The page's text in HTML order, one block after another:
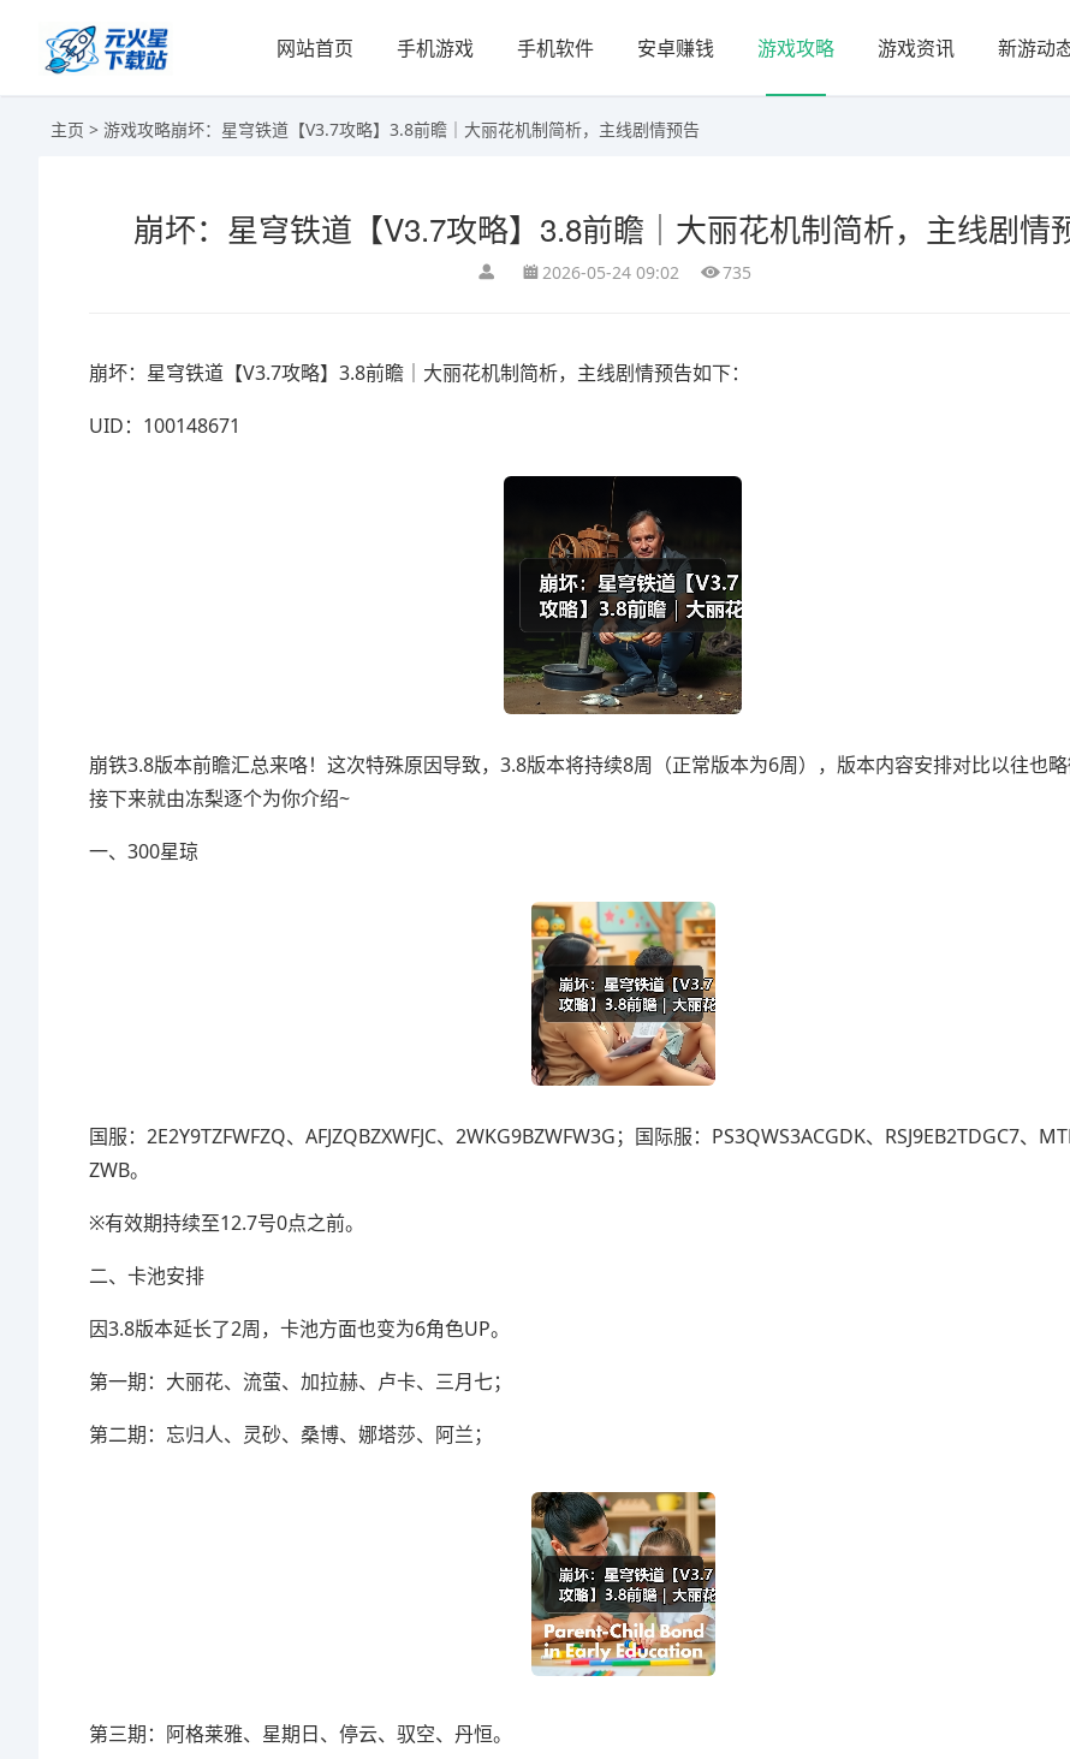
网站首页 手机游戏 手机软件 安卓赚钱 游戏攻略 游戏资讯 新游动
主页 > 游戏攻略崩坏：星穹铁道【V3.7攻略】3.8前瞻｜大丽花机制简析，主线剧情预告
崩坏：星穹铁道【V3.7攻略】3.8前瞻｜大丽花机制简析，主线剧情
2026-05-24 09:02 735
崩坏：星穹铁道【V3.7攻略】3.8前瞻｜大丽花机制简析，主线剧情预告如下：
UID：100148671
崩铁3.8版本前瞻汇总来咯！这次特殊原因导致，3.8版本将持续8周（正常版本为6周），版本内容安排对比以往也略
接下来就由冻梨逐个为你介绍~
一、300星琼
国服：2E2Y9TZFWFZQ、AFJZQBZXWFJC、2WKG9BZWFW3G；国际服：PS3QWS3ACGDK、RSJ9EB2TDGC7、
ZWB。
※有效期持续至12.7号0点之前。
二、卡池安排
因3.8版本延长了2周，卡池方面也变为6角色UP。
第一期：大丽花、流萤、加拉赫、卢卡、三月七；
第二期：忘归人、灵砂、桑博、娜塔莎、阿兰；
第三期：阿格莱雅、星期日、停云、驭空、丹恒。